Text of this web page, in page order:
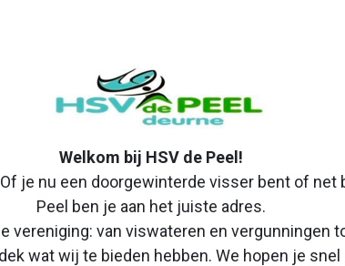
Welkom bij HSV de Peel!
je nu een doorgewinterde visser bent of net
Peel ben je aan het juiste adres.
vereniging: van viswateren en vergunningen
wat wij te bieden hebben. We hopen je